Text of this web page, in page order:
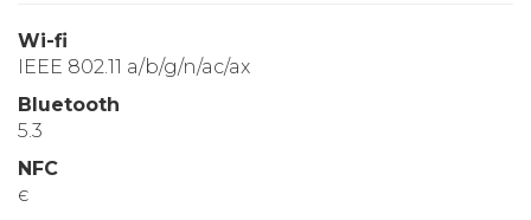
Wi-fi
IEEE 802.11 a/b/g/n/ac/ax
Bluetooth
5.3
NFC
є